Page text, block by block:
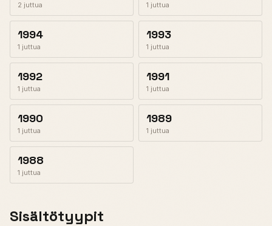
2 juttua 1 juttua
1994
1 juttua
1993
1 juttua
1992
1 juttua
1991
1 juttua
1990
1 juttua
1989
1 juttua
1988
1 juttua
Sisältötyypit